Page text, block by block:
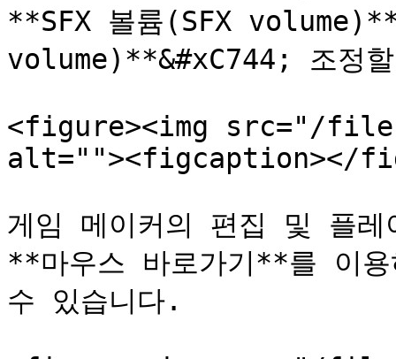
**SFX 볼륨(SFX
volume)**&#xC744; 조정
<figure><img src="/
alt=""><figcaption></
게임 메이커의 편집 및 플
**마우스 바로가기**를 이
수 있습니다.